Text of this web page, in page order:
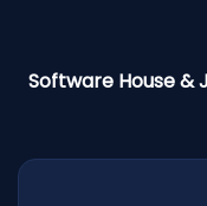
Software House &